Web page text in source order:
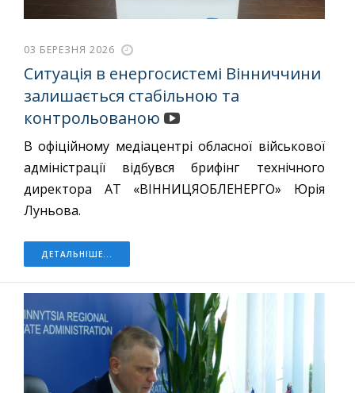
03 БЕРЕЗНЯ 2026
Ситуація в енергосистемі Вінниччини
залишається стабільною та
контрольованою
В офіційному медіацентрі обласної військової
адміністрації відбувся брифінг технічного
директора АТ «ВІННИЦЯОБЛЕНЕРГО» Юрія
Луньова.
ДЕТАЛЬНІШЕ...